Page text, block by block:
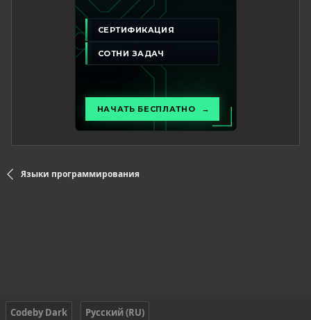
Языки программирования
Codeby Dark
Русский (RU)